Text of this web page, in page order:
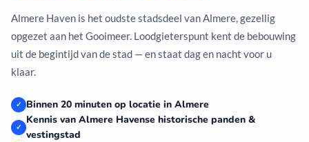
Almere Haven is het oudste stadsdeel van Almere, gezellig
opgezet aan het Gooimeer. Loodgieterspunt kent de bebouwing
uit de begintijd van de stad — en staat dag en nacht voor u
klaar.
✓ Binnen 20 minuten op locatie in Almere
✓
Kennis van Almere Havense historische panden &
vestingstad